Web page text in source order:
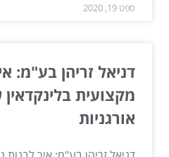
ספט 19, 2020
דניאל זריהן בע"מ:
מקצועית
אורגניות